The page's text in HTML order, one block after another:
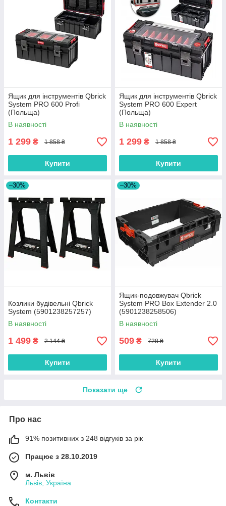
Ящик для інструментів Qbrick
System PRO 600 Profi
(Польща)
В наявності
1 299 ₴ 1 858 ₴
Купити
Ящик для інструментів Qbrick
System PRO 600 Expert
(Польща)
В наявності
1 299 ₴ 1 858 ₴
Купити
–30%
Козлики будівельні Qbrick
System (5901238257257)
В наявності
1 499 ₴ 2 144 ₴
Купити
–30%
Ящик-подовжувач Qbrick
System PRO Box Extender 2.0
(5901238258506)
В наявності
509 ₴ 728 ₴
Купити
Показати ще
Про нас
91% позитивних з 248 відгуків за рік
Працює з 28.10.2019
м. Львів
Львів, Україна
Контакти